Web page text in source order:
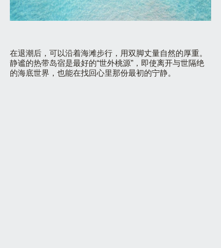
在退潮后，可以沿着海滩步行，用双脚丈量自然的厚重。
静谧的热带岛宿是最好的“世外桃源”，即使离开与世隔绝
的海底世界，也能在找回心里那份最初的宁静。